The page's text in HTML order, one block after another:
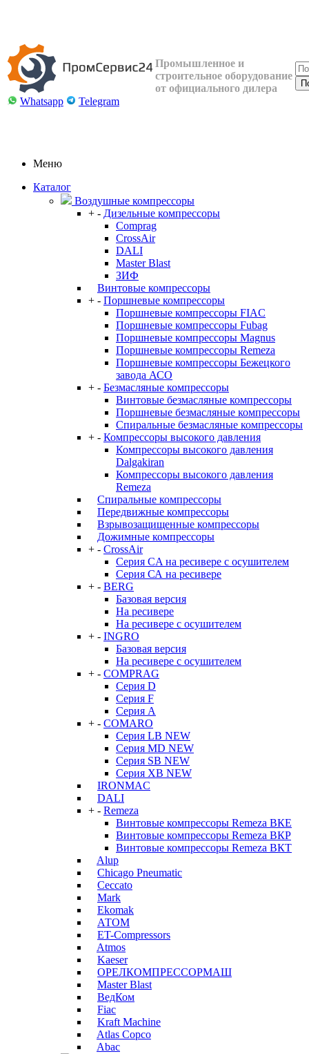
Whatsapp Telegram
Промышленное и
строительное оборудование
от официального дилера
Меню
Каталог
Воздушные компрессоры
+ - Дизельные компрессоры
Comprag
CrossAir
DALI
Master Blast
ЗИФ
Винтовые компрессоры
+ - Поршневые компрессоры
Поршневые компрессоры FIAC
Поршневые компрессоры Fubag
Поршневые компрессоры Magnus
Поршневые компрессоры Remeza
Поршневые компрессоры Бежецкого
завода АСО
+ - Безмасляные компрессоры
Винтовые безмасляные компрессоры
Поршневые безмасляные компрессоры
Спиральные безмасляные компрессоры
+ - Компрессоры высокого давления
Компрессоры высокого давления
Dalgakiran
Компрессоры высокого давления
Remeza
Спиральные компрессоры
Передвижные компрессоры
Взрывозащищенные компрессоры
Дожимные компрессоры
+ - CrossAir
Серия CA на ресивере с осушителем
Серия СА на ресивере
+ - BERG
Базовая версия
На ресивере
На ресивере с осушителем
+ - INGRO
Базовая версия
На ресивере с осушителем
+ - COMPRAG
Серия D
Серия F
Серия А
+ - COMARO
Серия LB NEW
Серия MD NEW
Серия SB NEW
Серия XB NEW
IRONMAC
DALI
+ - Remeza
Винтовые компрессоры Remeza ВКЕ
Винтовые компрессоры Remeza ВКР
Винтовые компрессоры Remeza ВКТ
Alup
Chicago Pneumatic
Ceccato
Mark
Ekomak
АТОМ
ET-Compressors
Atmos
Kaeser
ОРЕЛКОМПРЕССОРМАШ
Master Blast
ВедКом
Fiac
Kraft Machine
Atlas Copco
Abac